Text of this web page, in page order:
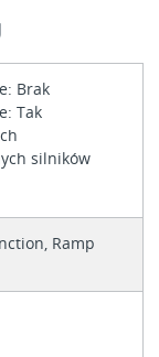
Brak
Tak
silników
Ramp